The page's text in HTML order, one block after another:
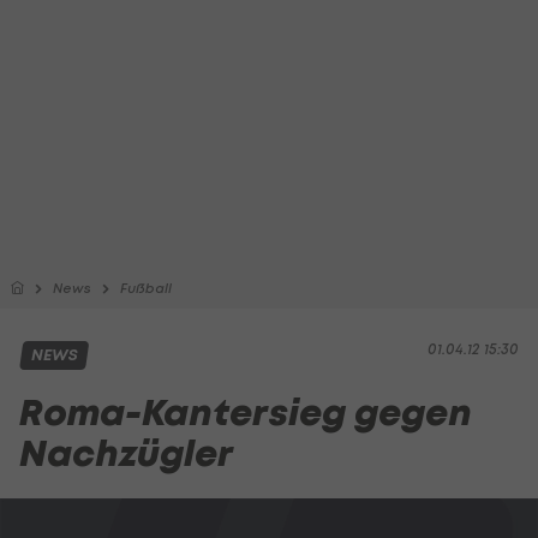
News Fußball
01.04.12 15:30
NEWS
Roma-Kantersieg gegen
Nachzügler